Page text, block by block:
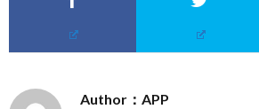
Author：APP